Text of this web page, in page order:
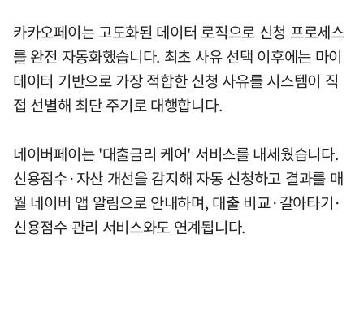
카카오페이는 고도화된 데이터 로직으로 신청 프로세스
를 완전 자동화했습니다. 최초 사유 선택 이후에는 마이
데이터 기반으로 가장 적합한 신청 사유를 시스템이 직
접 선별해 최단 주기로 대행합니다.
네이버페이는 '대출금리 케어' 서비스를 내세웠습니다.
신용점수·자산 개선을 감지해 자동 신청하고 결과를 매
월 네이버 앱 알림으로 안내하며, 대출 비교·갈아타기·
신용점수 관리 서비스와도 연계됩니다.